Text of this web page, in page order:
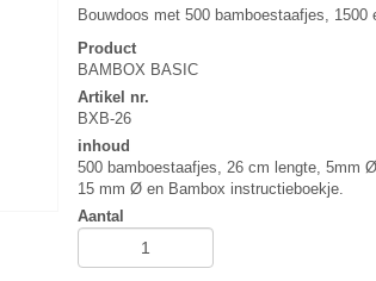
Bouwdoos met 500 bamboestaafjes,
Product
BAMBOX BASIC
Artikel nr.
BXB-26
inhoud
500 bamboestaafjes, 26 cm lengte, 5mm
15 mm Ø en Bambox instructieboekje.
Aantal